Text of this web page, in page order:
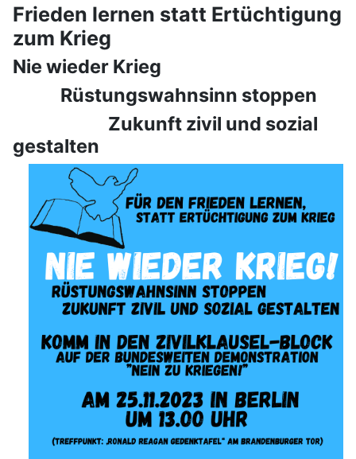
Frieden lernen statt Ertüchtigung
zum Krieg
Nie wieder Krieg
Rüstungswahnsinn stoppen
Zukunft zivil und sozial
gestalten